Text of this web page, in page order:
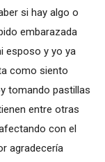
si hay algo o
embarazada
esposo y yo ya
como siento
tomando pastillas
entre otras
con el
agradecería